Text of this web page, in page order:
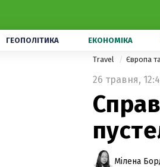
ГЕОПОЛІТИКА ЕКОНОМІКА
Travel Європа
26 травня,
Мілена